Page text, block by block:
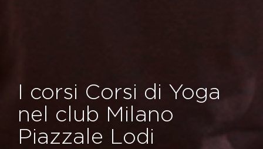
I corsi Corsi di Yoga
nel club Milano
Piazzale Lodi